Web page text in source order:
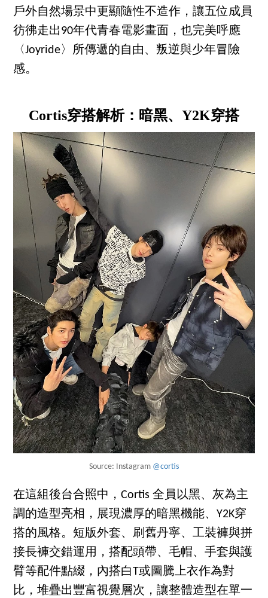
戶外自然場景中更顯隨性不造作，讓五位成員
彷彿走出90年代青春電影畫面，也完美呼應
〈Joyride〉所傳遞的自由、叛逆與少年冒險
感。
Cortis穿搭解析：暗黑、Y2K穿搭
Source: Instagram @cortis
在這組後台合照中，Cortis 全員以黑、灰為主
調的造型亮相，展現濃厚的暗黑機能、Y2K穿
搭的風格。短版外套、刷舊丹寧、工裝褲與拼
接長褲交錯運用，搭配頭帶、毛帽、手套與護
臂等配件點綴，內搭白T或圖騰上衣作為對
比，堆疊出豐富視覺層次，讓整體造型在單一